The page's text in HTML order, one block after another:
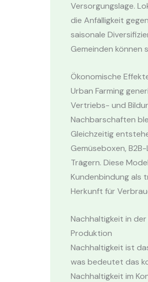
Versorgungslage.
die Anfälligkeit
saisonale
Gemeinden können
Ökonomische
Urban Farming
Vertriebs- und
Nachbarschaften
Gleichzeitig
Gemüseboxen,
Trägern. Diese
Kundenbindung als
Herkunft für
Nachhaltigkeit in
Produktion
Nachhaltigkeit ist
was bedeutet das
Nachhaltigkeit im